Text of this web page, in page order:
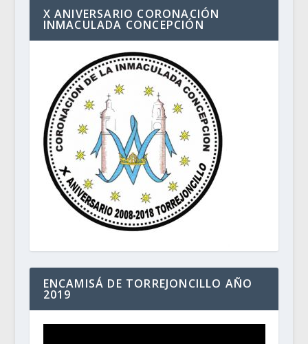
X ANIVERSARIO CORONACIÓN
INMACULADA CONCEPCIÓN
ENCAMISÁ DE TORREJONCILLO AÑO
2019